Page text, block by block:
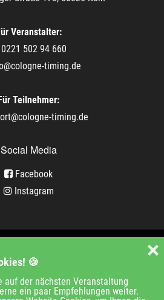
🍪
auf der nächsten Veranstaltung
ein paar Empfehlungen weiter.
❌
Veranstalter:
502 94 660
timing.de
Teilnehmer:
timing.de
Social Media
Facebook
Instagram
Unternehmen
Jobs Kontakt
Impressum